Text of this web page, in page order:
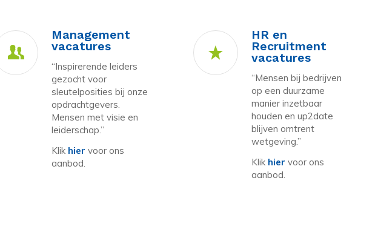
Management
vacatures
“Inspirerende leiders
gezocht voor
sleutelposities bij onze
opdrachtgevers.
Mensen met visie en
leiderschap.”
Klik hier voor ons
aanbod.
HR en
Recruitment
vacatures
“Mensen bij bedrijven
op een duurzame
manier inzetbaar
houden en up2date
blijven omtrent
wetgeving.”
Klik hier voor ons
aanbod.